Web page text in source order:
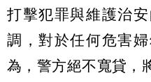
打擊犯罪與維護治
調，對於任何危害
為，警方絕不寬貸，